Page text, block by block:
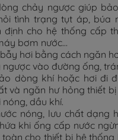
chảy ngược giúp
tình trạng tụt áp, búa
định cho hệ thống cấp
bơm nước…
hơi bằng cách ngăn
vào đường ống,
dòng khí hoặc hơi đi
và ngăn hư hỏng thiết
nóng, dầu khí.
nóng, lưu chất dạng
khi ống cấp nước
cho thiết bị hệ thống